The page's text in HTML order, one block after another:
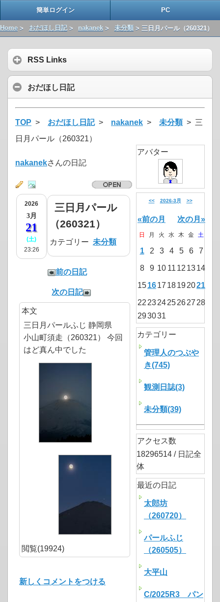
簡単ログイン PC
Home > おだほし日記> nakanek > 未分類> 三日月パール（260321）
RSS Links
おだほし日記
TOP > おだほし日記> nakanek > 未分類> 三
日月パール（260321）
nakanekさんの日記
2026
3月
21
(土)
23:26
三日月パール
（260321）
前の日記
次の日記
カテゴリー 未分類
本文
三日月パールふじ 静岡県
小山町須走（260321） 今回
はど真ん中でした
閲覧(19924)
新しくコメントをつける
アバター
<< 2026-3月 >>
«前の月 次の月»
日 月 火 水 木 金 土
1 2 3 4 5 6 7
8 9 10 11 12 1314
151617 18192021
22 2324252627 28
293031
カテゴリー
管理人のつぶや
き(745)
観測日誌(3)
未分類(39)
アクセス数
18296514 / 日記全
体
最近の日記
太郎坊
（260720）
パールふじ
（260505）
大平山
C/2025R3 パン